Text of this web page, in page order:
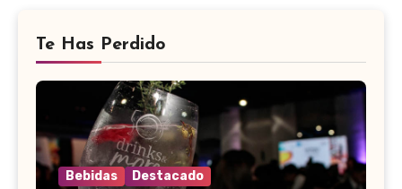
Te Has Perdido
Bebidas Destacado